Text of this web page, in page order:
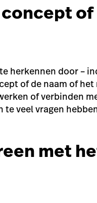
of
herkennen door –
of de naam of het
of verbinden
veel vragen
met